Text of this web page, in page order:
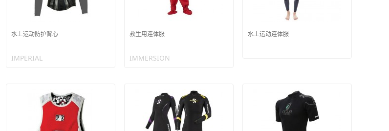
水上运动防护背心
IMPERIAL
救生用连体服
IMMERSION
水上运动连体服